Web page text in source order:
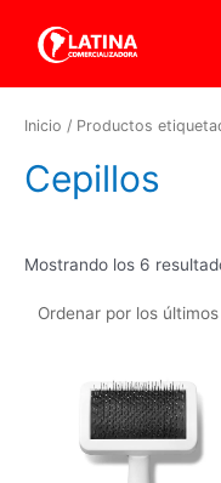
Inicio / Productos
Cepillos
Mostrando los 6